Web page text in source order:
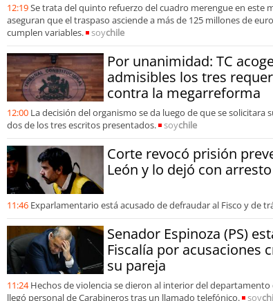
12:19Se trata del quinto refuerzo del cuadro merengue en este
aseguran que el traspaso asciende a más de 125 millones de
cumplen variables.
soychile
Por unanimidad: TC
admisibles los tres
contra la megarreforma
12:00 La decisión del organismo se da luego de que se solicitara
dos de los tres escritos presentados.
soychile
Corte revocó prisión
León y lo dejó con
11:46 Exparlamentario está acusado de defraudar al Fisco y de
Senador Espinoza (PS)
Fiscalía por acusaciones
su pareja
11:24 Hechos de violencia se dieron al interior del
llegó personal de Carabineros tras un llamado telefónico.
soy